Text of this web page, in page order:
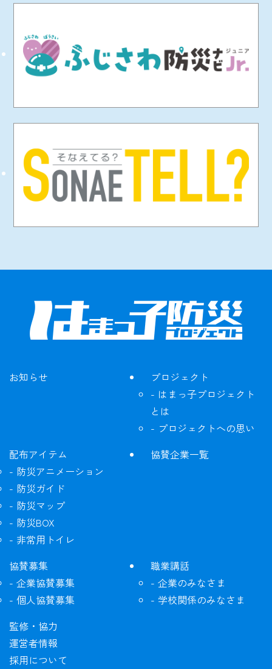
お知らせ
プロジェクト
はまっ子プロジェクト
とは
プロジェクトへの思い
配布アイテム
防災アニメーション
防災ガイド
防災マップ
防災BOX
非常用トイレ
協賛企業一覧
協賛募集
企業協賛募集
個人協賛募集
職業講話
企業のみなさま
学校関係のみなさま
監修・協力
運営者情報
採用について